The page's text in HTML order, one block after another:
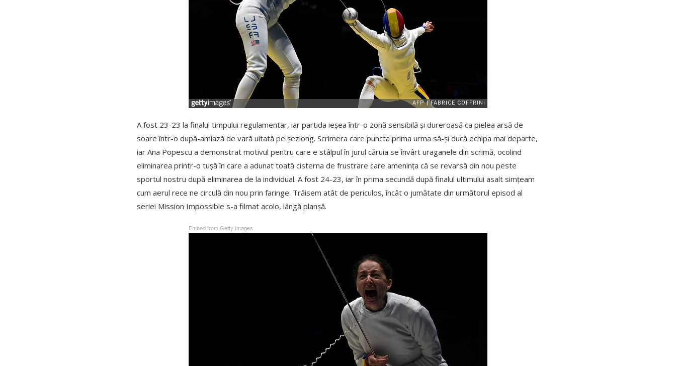
A fost 23-23 la finalul timpului regulamentar, iar partida ieșea într-o zonă sensibilă și dureroasă ca pielea arsă de
soare într-o după-amiază de vară uitată pe șezlong. Scrimera care puncta prima urma să-și ducă echipa mai departe,
iar Ana Popescu a demonstrat motivul pentru care e stâlpul în jurul căruia se învârt uraganele din scrimă, ocolind
eliminarea printr-o tușă în care a adunat toată cisterna de frustrare care amenința că se revarsă din nou peste
sportul nostru după eliminarea de la individual. A fost 24-23, iar în prima secundă după finalul ultimului asalt simțeam
cum aerul rece ne circulă din nou prin faringe. Trăisem atât de periculos, încât o jumătate din următorul episod al
seriei Mission Impossible s-a filmat acolo, lângă planșă.
Embed from Getty Images